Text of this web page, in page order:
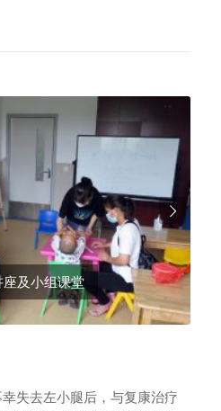
小组课堂
下一页
失去左小腿后，与复康治疗